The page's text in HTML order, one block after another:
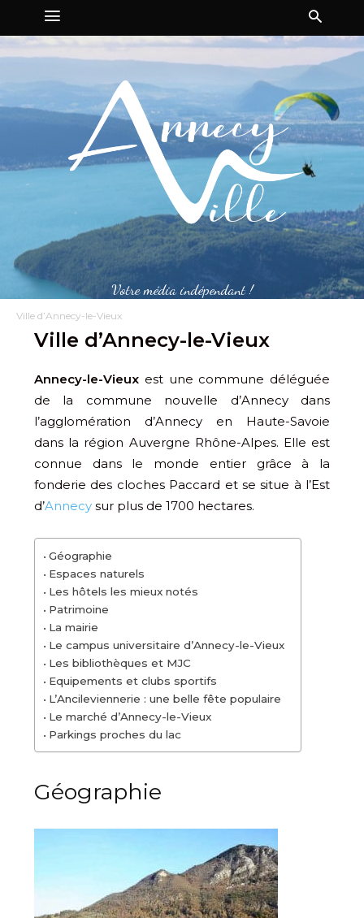
Votre média indépendant !
Ville d’Annecy-le-Vieux
Ville d’Annecy-le-Vieux
Annecy-le-Vieux est une commune déléguée
de la commune nouvelle d’Annecy dans
l’agglomération d’Annecy en Haute-Savoie
dans la région Auvergne Rhône-Alpes. Elle est
connue dans le monde entier grâce à la
fonderie des cloches Paccard et se situe à l’Est
d’Annecy sur plus de 1700 hectares.
Géographie
Espaces naturels
Les hôtels les mieux notés
Patrimoine
La mairie
Le campus universitaire d’Annecy-le-Vieux
Les bibliothèques et MJC
Equipements et clubs sportifs
L’Ancileviennerie : une belle fête populaire
Le marché d’Annecy-le-Vieux
Parkings proches du lac
Géographie